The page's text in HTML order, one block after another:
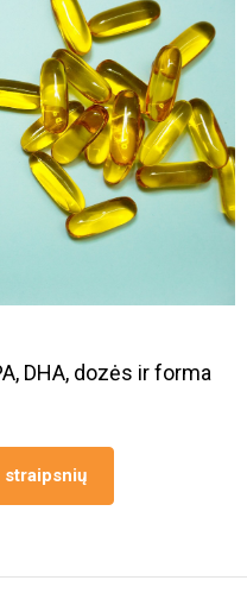
DHA, dozės ir forma
straipsnių